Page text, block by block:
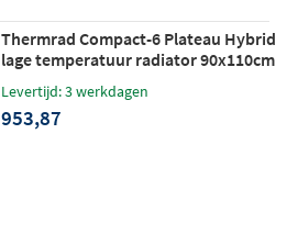
Thermrad Compact-6 Plateau Hybrid
lage temperatuur radiator 90x110cm
Levertijd: 3 werkdagen
953,87